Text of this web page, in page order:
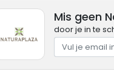
Mis geen
door je in te